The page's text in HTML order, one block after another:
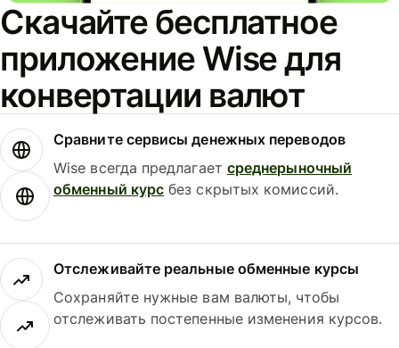
Скачайте бесплатное
приложение Wise для
конвертации валют
Сравните сервисы денежных переводов
Wise всегда предлагает среднерыночный
обменный курс без скрытых комиссий.
Отслеживайте реальные обменные курсы
Сохраняйте нужные вам валюты, чтобы
отслеживать постепенные изменения курсов.